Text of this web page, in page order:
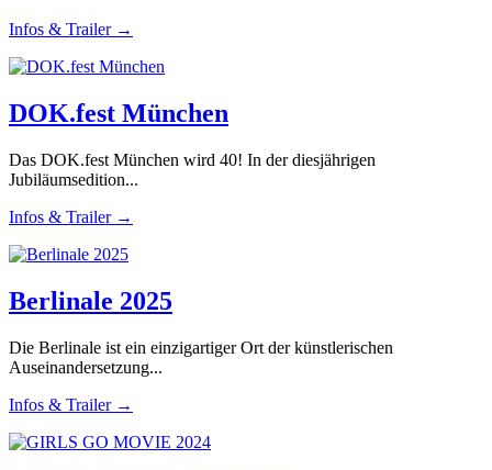
Infos & Trailer →
DOK.fest München
Das DOK.fest München wird 40! In der diesjährigen
Jubiläumsedition...
Infos & Trailer →
Berlinale 2025
Die Berlinale ist ein einzigartiger Ort der künstlerischen
Auseinandersetzung...
Infos & Trailer →